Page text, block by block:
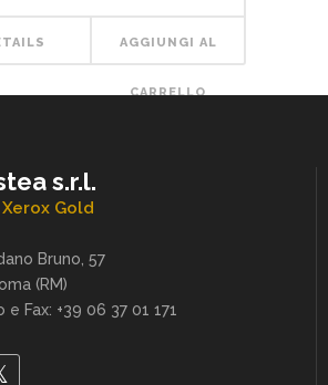
AGGIUNGI AL
CARRELLO
s.r.l.
Gold
Bruno, 57
(RM)
Fax: +39 06 37 01 171